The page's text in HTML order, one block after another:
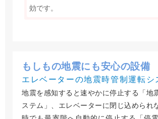
効です。
もしもの地震にも安心の設備
エレベーターの地震時管制運転シ
地震を感知すると速やかに停止する「地
ステム」、エレベーターに閉じ込められ